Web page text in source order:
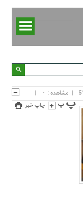
مشاهده : -
چاپ خبر